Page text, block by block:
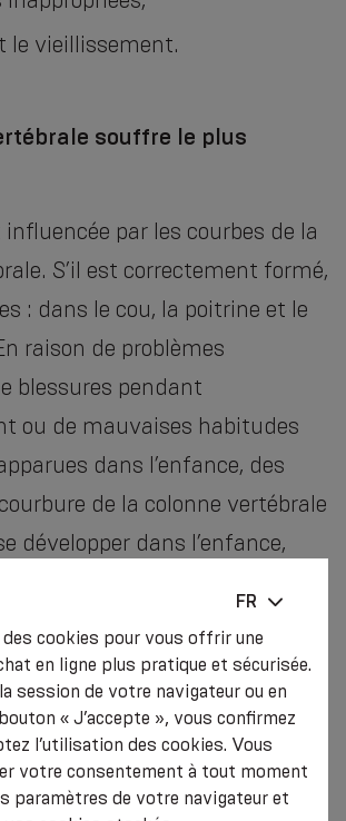
le vieillissement.
souffre le plus
par les courbes de la
S’il est correctement formé,
: dans le cou, la poitrine et le
raison de problèmes
blessures pendant
ou de mauvaises habitudes
dans l’enfance, des
de la colonne vertébrale
développer dans l’enfance,
temps, pour diverses raisons,
se développer lorsqu’un
travaille à l’ordinateur
périodes, effectue
des actions monotones dans
y a une surcharge conduisant
FR
cookies pour vous offrir une
en ligne plus pratique et sécurisée.
session de votre navigateur ou en
« J’accepte », vous confirmez
l’utilisation des cookies. Vous
votre consentement à tout moment
paramètres de votre navigateur et